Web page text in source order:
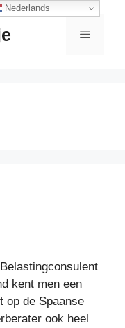
Menu
kent men een
op de Spaanse
ook heel
Nederlands